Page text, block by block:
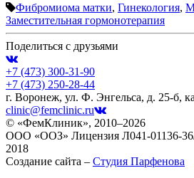
Фибромиома матки, Гинекология,
Заместительная гормонотерапия
Поделиться с друзьями
+7 (473) 300-31-90
+7 (473) 250-28-44
г. Воронеж, ул. Ф. Энгельса, д. 25-б,
clinic@femclinic.ru
© «ФемКлиник», 2010–2026
ООО «ООЗ» Лицензия Л041-01136-36/
2018
Создание сайта – Студия Парфенова